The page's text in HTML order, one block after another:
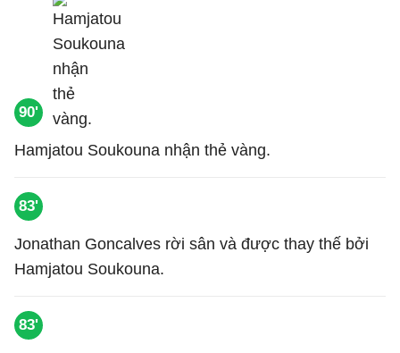
90'
Hamjatou Soukouna nhận thẻ vàng.
83'
Jonathan Goncalves rời sân và được thay thế bởi
Hamjatou Soukouna.
83'